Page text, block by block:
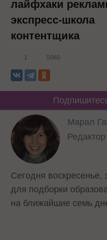
лайфхаки
экспресс-школа
контентщика
1 5060
Марал
Сегодня
для подборки
на ближайшие семь